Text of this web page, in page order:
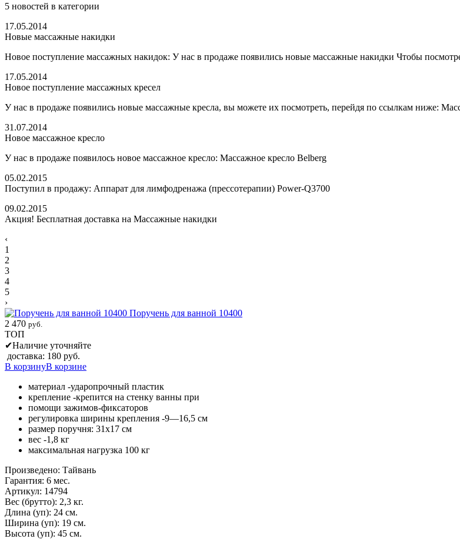
5 новостей в категории
17.05.2014
Новые массажные накидки
Новое поступление массажных накидок: У нас в продаже появились новые массажные накидки Чтобы
17.05.2014
Новое поступление массажных кресел
У нас в продаже появились новые массажные кресла, вы можете их посмотреть, перейдя по ссылкам ниже:
31.07.2014
Новое массажное кресло
У нас в продаже появилось новое массажное кресло: Массажное кресло Belberg
05.02.2015
Поступил в продажу: Аппарат для лимфодренажа (прессотерапии) Power-Q3700
09.02.2015
Акция! Бесплатная доставка на Массажные накидки
‹
1
2
3
4
5
›
Поручень для ванной 10400
2 470 руб.
ТОП
✔Наличие уточняйте
доставка: 180 руб.
В корзинуВ корзине
материал -ударопрочный пластик
крепление -крепится на стенку ванны при
помощи зажимов-фиксаторов
регулировка ширины крепления -9—16,5 см
размер поручня: 31х17 см
веc -1,8 кг
максимальная нагрузка 100 кг
Произведено: Тайвань
Гарантия: 6 мес.
Артикул: 14794
Вес (брутто): 2,3 кг.
Длина (уп): 24 см.
Ширина (уп): 19 см.
Высота (уп): 45 см.